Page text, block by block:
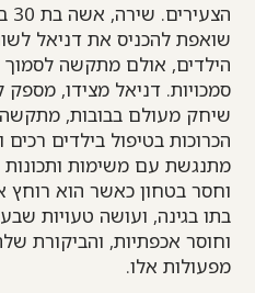
שואפת להכניס את דניאל
הילדים, אולם מתקשה לסמוך
סמכויות. דניאל מצידו,
שיחק מעולם בבובות, מתקשה
הכרוכות בטיפול בילדים
מתנגשת עם משימות ותכונות
וחסר בטחון כאשר הוא רוחץ
בתו בגינה, ועושה טעויות
וחוסר אכפתיות, והביקורת
מפעולות אלו.